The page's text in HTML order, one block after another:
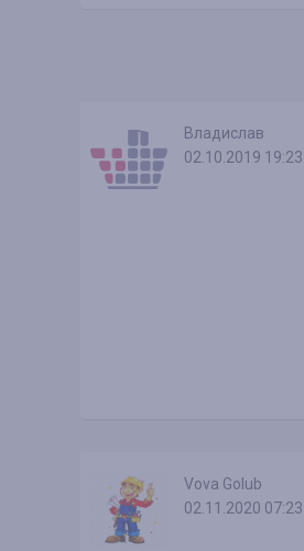
Владислав
02.10.2019 19:23
Vova Golub
02.11.2020 07:23